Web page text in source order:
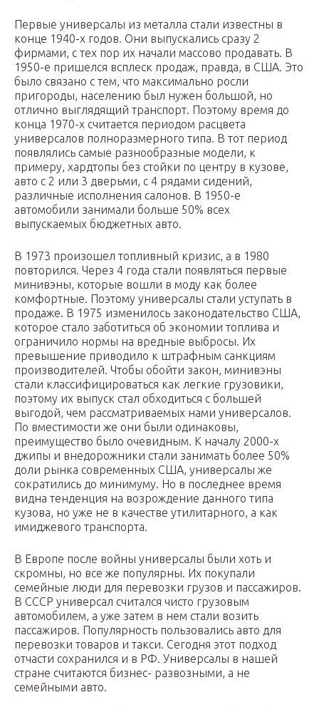
Первые универсалы из металла стали известны в
конце 1940-х годов. Они выпускались сразу 2
фирмами, с тех пор их начали массово продавать. В
1950-е пришелся всплеск продаж, правда, в США. Это
было связано с тем, что максимально росли
пригороды, населению был нужен большой, но
отлично выглядящий транспорт. Поэтому время до
конца 1970-х считается периодом расцвета
универсалов полноразмерного типа. В тот период
появлялись самые разнообразные модели, к
примеру, хардтопы без стойки по центру в кузове,
авто с 2 или 3 дверьми, с 4 рядами сидений,
различные исполнения салонов. В 1950-е
автомобили занимали больше 50% всех
выпускаемых бюджетных авто.
В 1973 произошел топливный кризис, а в 1980
повторился. Через 4 года стали появляться первые
минивэны, которые вошли в моду как более
комфортные. Поэтому универсалы стали уступать в
продаже. В 1975 изменилось законодательство США,
которое стало заботиться об экономии топлива и
ограничило нормы на вредные выбросы. Их
превышение приводило к штрафным санкциям
производителей. Чтобы обойти закон, минивэны
стали классифицироваться как легкие грузовики,
поэтому их выпуск стал обходиться с большей
выгодой, чем рассматриваемых нами универсалов.
По вместимости же они были одинаковы,
преимущество было очевидным. К началу 2000-х
джипы и внедорожники стали занимать более 50%
доли рынка современных США, универсалы же
сократились до минимуму. Но в последнее время
видна тенденция на возрождение данного типа
кузова, но уже не в качестве утилитарного, а как
имиджевого транспорта.
В Европе после войны универсалы были хоть и
скромны, но все же популярны. Их покупали
семейные люди для перевозки грузов и пассажиров.
В СССР универсал считался чисто грузовым
автомобилем, а уже затем в нем стали возить
пассажиров. Популярность пользовались авто для
перевозки товаров и такси. Сегодня этот подход
отчасти сохранился и в РФ. Универсалы в нашей
стране считаются бизнес- развозными, а не
семейными авто.